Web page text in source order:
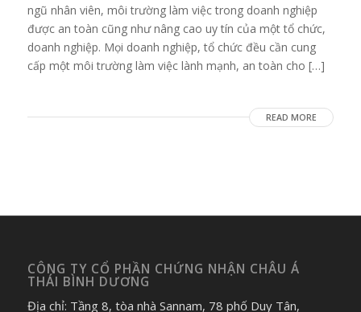
ngũ nhân viên, môi trường làm việc trong doanh nghiệp
được an toàn cũng như nâng cao uy tín của một tổ chức,
doanh nghiệp. Mọi doanh nghiệp, tổ chức đều cần cung
cấp một môi trường làm việc lành mạnh, an toàn cho […]
READ MORE
CÔNG TY CỔ PHẦN CHỨNG NHẬN CHÂU Á
THÁI BÌNH DƯƠNG
Địa chỉ: Tầng 8, tòa nhà Sannam, 78 phố Duy Tân,